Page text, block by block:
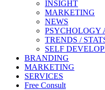
INSIGHT
MARKETING
NEWS
PSYCHOLOGY
TRENDS /
SELF
BRANDING
MARKETING
SERVICES
Free Consult